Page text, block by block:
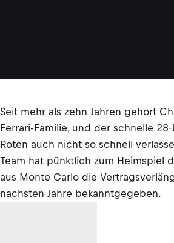
Seit mehr als zehn Jahren gehört
Ferrari-Familie, und der schnelle
Roten auch nicht so schnell
Team hat pünktlich zum Heimspiel
aus Monte Carlo die
nächsten Jahre bekanntgegeben.